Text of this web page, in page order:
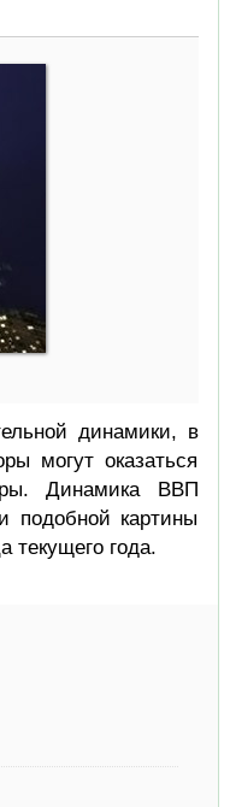
динамики, в
могут оказаться
Динамика ВВП
подобной картины
текущего года.